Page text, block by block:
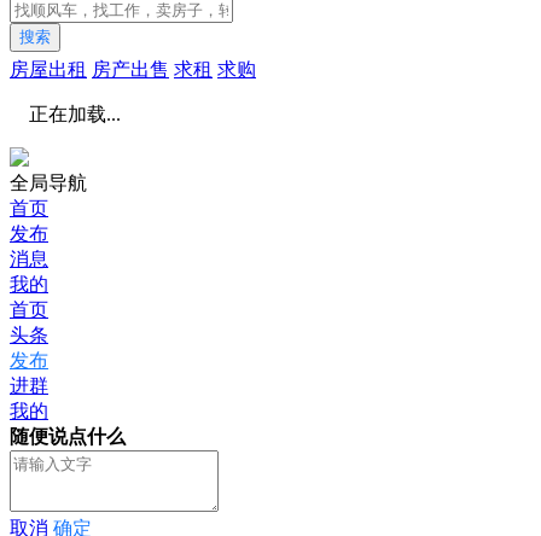
搜索
房屋出租 房产出售 求租 求购
正在加载...
全局导航
首页
发布
消息
我的
首页
头条
发布
进群
我的
随便说点什么
取消 确定